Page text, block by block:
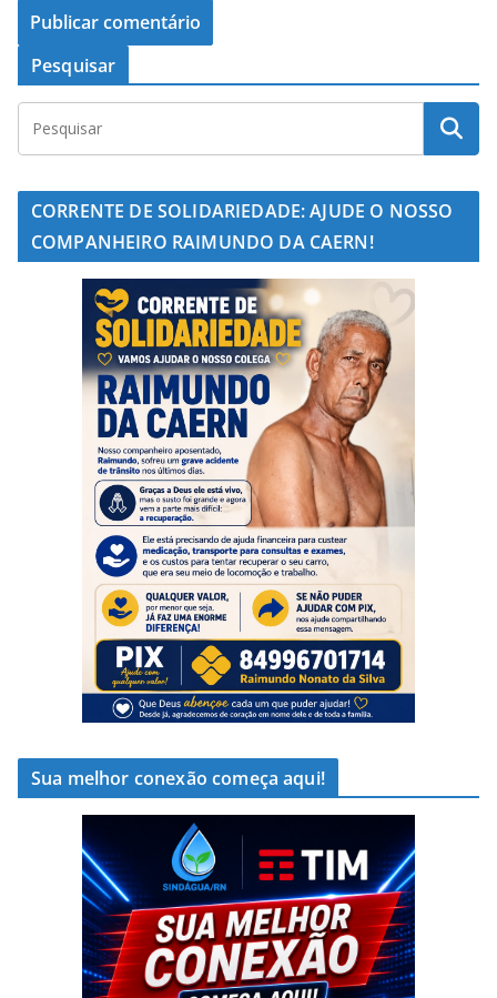
Pesquisar
CORRENTE DE SOLIDARIEDADE: AJUDE O NOSSO
COMPANHEIRO RAIMUNDO DA CAERN!
Sua melhor conexão começa aqui!